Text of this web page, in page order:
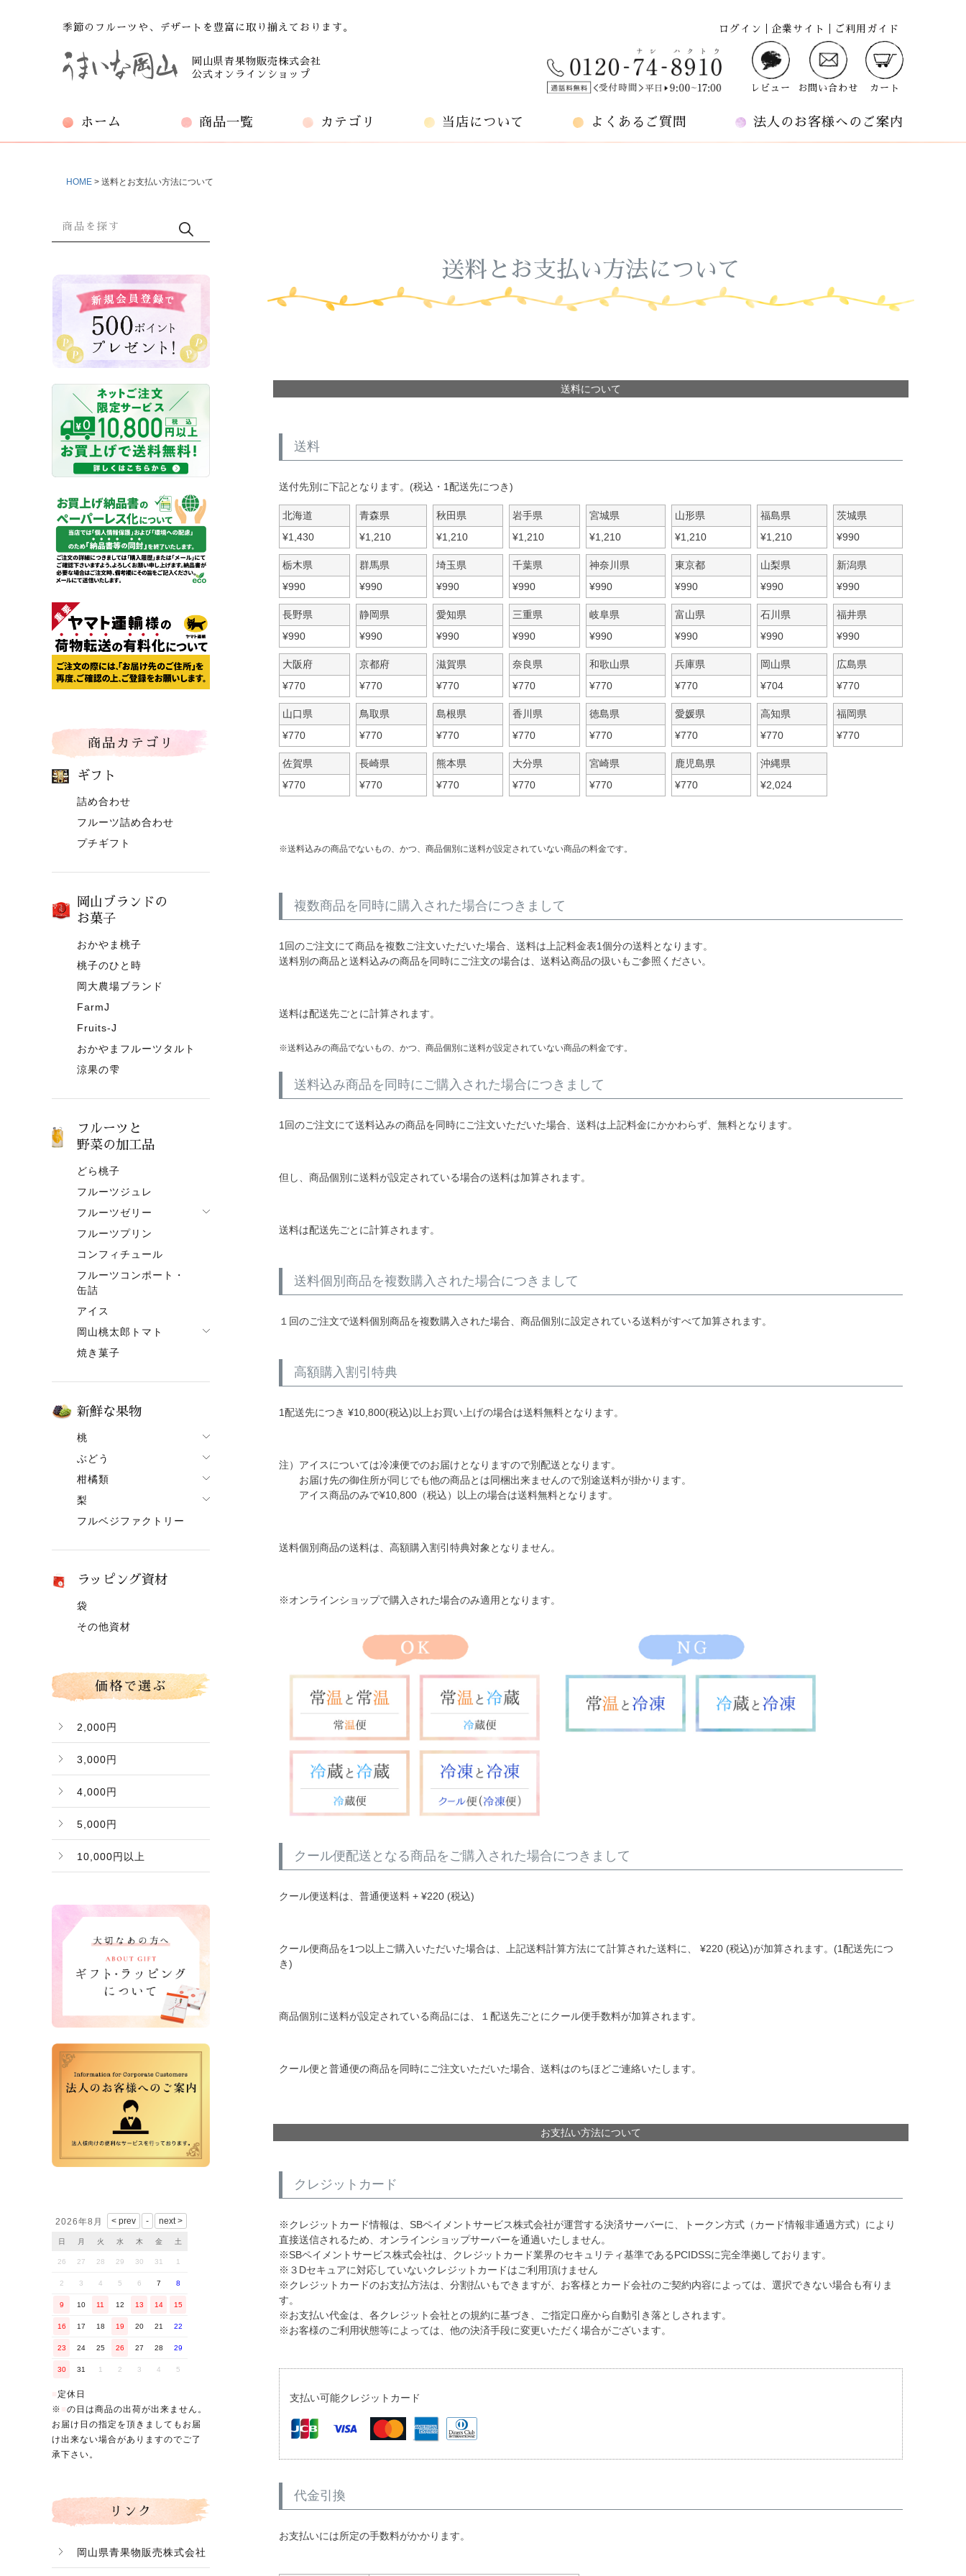
季節のフルーツや、デザートを豊富に取り揃えております。
岡山県青果物販売株式会社
公式オンラインショップ
ログイン 企業サイト ご利用ガイド
レビュー お問い合わせ カート
ホーム 商品一覧 カテゴリ 当店について よくあるご質問 法人のお客様へのご案内
HOME 送料とお支払い方法について
商品検索
商品カテゴリ
ギフト
詰め合わせ
フルーツ詰め合わせ
プチギフト
岡山ブランドの
お菓子
おかやま桃子
桃子のひと時
岡大農場ブランド
FarmJ
Fruits-J
おかやまフルーツタルト
涼果の雫
フルーツと
野菜の加工品
どら桃子
フルーツジュレ
フルーツゼリー
フルーツゼリー一覧
果肉入りタイプ
ピューレタイプ
フルーツプリン
コンフィチュール
フルーツコンポート・
缶詰
アイス
岡山桃太郎トマト
でざあととまと
焼き菓子
新鮮な果物
桃
桃一覧
白鳳【7月上旬～】
おかやま夢白桃【7月中
黄金桃【9月上旬頃～】
～】
ぶどう
ぶどう一覧
シャインマスカット
柑橘類
せとか
梨
梨一覧
フルベジファクトリー
ラッピング資材
袋
その他資材
価格で選ぶ
2,000円
3,000円
4,000円
5,000円
10,000円以上
営業日カレンダー
2026年8月
日 月 火 水 木 金 土
26 27 28 29 30 31 1
2 3 4 5 6 7 8
9 10 11 12 13 14 15
16 17 18 19 20 21 22
23 24 25 26 27 28 29
30 31 1 2 3 4 5
定休日
※
の日は商品の出荷が出来ません。
お届け日の指定を頂きましてもお届
け出来ない場合がありますのでご了
承下さい。
リンク
岡山県青果物販売株式会社
送料とお支払い方法について
送料について
送料
送付先別に下記となります。(税込・1配送先につき)
北海道
¥1,430
青森県
¥1,210
秋田県
¥1,210
岩手県
¥1,210
宮城県
¥1,210
山形県
¥1,210
福島県
¥1,210
茨城県
¥990
栃木県
¥990
群馬県
¥990
埼玉県
¥990
千葉県
¥990
神奈川県
¥990
東京都
¥990
山梨県
¥990
新潟県
¥990
長野県
¥990
静岡県
¥990
愛知県
¥990
三重県
¥990
岐阜県
¥990
富山県
¥990
石川県
¥990
福井県
¥990
大阪府
¥770
京都府
¥770
滋賀県
¥770
奈良県
¥770
和歌山県
¥770
兵庫県
¥770
岡山県
¥704
広島県
¥770
山口県
¥770
鳥取県
¥770
島根県
¥770
香川県
¥770
徳島県
¥770
愛媛県
¥770
高知県
¥770
福岡県
¥770
佐賀県
¥770
長崎県
¥770
熊本県
¥770
大分県
¥770
宮崎県
¥770
鹿児島県
¥770
沖縄県
¥2,024
送料込みの商品でないもの、かつ、商品個別に送料が設定されていない商品の料金です。
複数商品を同時に購入された場合につきまして
1回のご注文にて商品を複数ご注文いただいた場合、送料は上記料金表1個分の送料となります。
送料別の商品と送料込みの商品を同時にご注文の場合は、送料込商品の扱いもご参照ください。
送料は配送先ごとに計算されます。
送料込みの商品でないもの、かつ、商品個別に送料が設定されていない商品の料金です。
送料込み商品を同時にご購入された場合につきまして
1回のご注文にて送料込みの商品を同時にご注文いただいた場合、送料は上記料金にかかわらず、無料となります。
但し、商品個別に送料が設定されている場合の送料は加算されます。
送料は配送先ごとに計算されます。
送料個別商品を複数購入された場合につきまして
１回のご注文で送料個別商品を複数購入された場合、商品個別に設定されている送料がすべて加算されます。
高額購入割引特典
1配送先につき ¥10,800(税込)以上お買い上げの場合は送料無料となります。
注）アイスについては冷凍便でのお届けとなりますので別配送となります。
お届け先の御住所が同じでも他の商品とは同梱出来ませんので別途送料が掛かります。
アイス商品のみで¥10,800（税込）以上の場合は送料無料となります。
送料個別商品の送料は、高額購入割引特典対象となりません。
※オンラインショップで購入された場合のみ適用となります。
クール便配送となる商品をご購入された場合につきまして
クール便送料は、普通便送料 + ¥220 (税込)
クール便商品を1つ以上ご購入いただいた場合は、上記送料計算方法にて計算された送料に、 ¥220 (税込)が加算されます。(1配送先につ
き)
商品個別に送料が設定されている商品には、１配送先ごとにクール便手数料が加算されます。
クール便と普通便の商品を同時にご注文いただいた場合、送料はのちほどご連絡いたします。
お支払い方法について
クレジットカード
※クレジットカード情報は、SBペイメントサービス株式会社が運営する決済サーバーに、トークン方式（カード情報非通過方式）により
直接送信されるため、オンラインショップサーバーを通過いたしません。
※SBペイメントサービス株式会社は、クレジットカード業界のセキュリティ基準であるPCIDSSに完全準拠しております。
※３Dセキュアに対応していないクレジットカードはご利用頂けません
※クレジットカードのお支払方法は、分割払いもできますが、お客様とカード会社のご契約内容によっては、選択できない場合も有りま
す。
※お支払い代金は、各クレジット会社との規約に基づき、ご指定口座から自動引き落としされます。
※お客様のご利用状態等によっては、他の決済手段に変更いただく場合がございます。
支払い可能クレジットカード
代金引換
お支払いには所定の手数料がかかります。